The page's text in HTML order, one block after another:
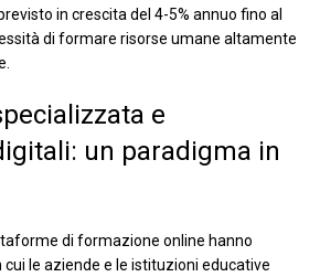
in crescita del 4-5% annuo fino al
di formare risorse umane altamente
e
un paradigma in
di formazione online hanno
le aziende e le istituzioni educative